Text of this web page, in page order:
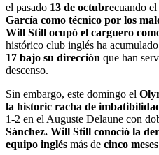
el pasado 13 de octubrecuando
García como técnico por los
Will Still ocupó el carguero
histórico club inglés ha acumulado
17 bajo su dirección que han
descenso.
Sin embargo, este domingo el
la historic racha de
1-2 en el Auguste Delaune con
Sánchez. Will Still conoció la
equipo inglés más de cinco